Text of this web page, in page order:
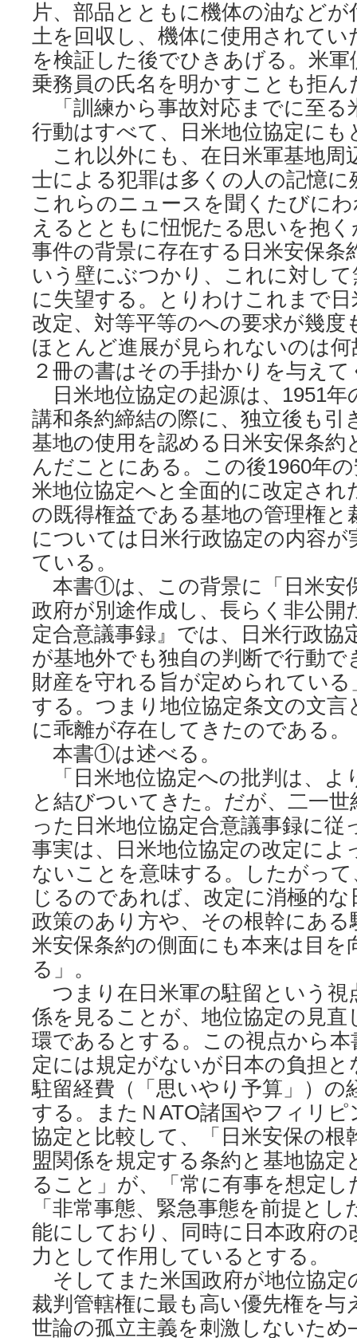
片、部品とともに機体の油など
土を回収し、機体に使用されてい
を検証した後でひきあげる。米
乗務員の氏名を明かすことも拒ん
「訓練から事故対応までに至る
行動はすべて、日米地位協定にも
これ以外にも、在日米軍基地周
士による犯罪は多くの人の記憶
これらのニュースを聞くたびに
えるとともに忸怩たる思いを抱
事件の背景に存在する日米安保条
いう壁にぶつかり、これに対し
に失望する。とりわけこれまで
改定、対等平等のへの要求が幾度
ほとんど進展が見られないのは
２冊の書はその手掛かりを与えて
日米地位協定の起源は、1951年
講和条約締結の際に、独立後も引
基地の使用を認める日米安保条約
んだことにある。この後1960年
米地位協定へと全面的に改定され
の既得権益である基地の管理権と
については日米行政協定の内容
ている。
本書①は、この背景に「日米安
政府が別途作成し、長らく非公開
定合意議事録』では、日米行政協
が基地外でも独自の判断で行動で
財産を守れる旨が定められてい
する。つまり地位協定条文の文言
に乖離が存在してきたのである。
本書①は述べる。
「日米地位協定への批判は、よ
と結びついてきた。だが、二一
った日米地位協定合意議事録に従
事実は、日米地位協定の改定によ
ないことを意味する。したがっ
じるのであれば、改定に消極的
政策のあり方や、その根幹にあ
米安保条約の側面にも本来は目を
る」。
つまり在日米軍の駐留という視
係を見ることが、地位協定の見直
環であるとする。この視点から
定には規定がないが日本の負担
駐留経費（「思いやり予算」）の
する。またＮATO諸国やフィリ
協定と比較して、「日米安保の根
盟関係を規定する条約と基地協
ること」が、「常に有事を想定し
「非常事態、緊急事態を前提と
能にしており、同時に日本政府の
力として作用しているとする。
そしてまた米国政府が地位協定
裁判管轄権に最も高い優先権を与
世論の孤立主義を刺激しないた